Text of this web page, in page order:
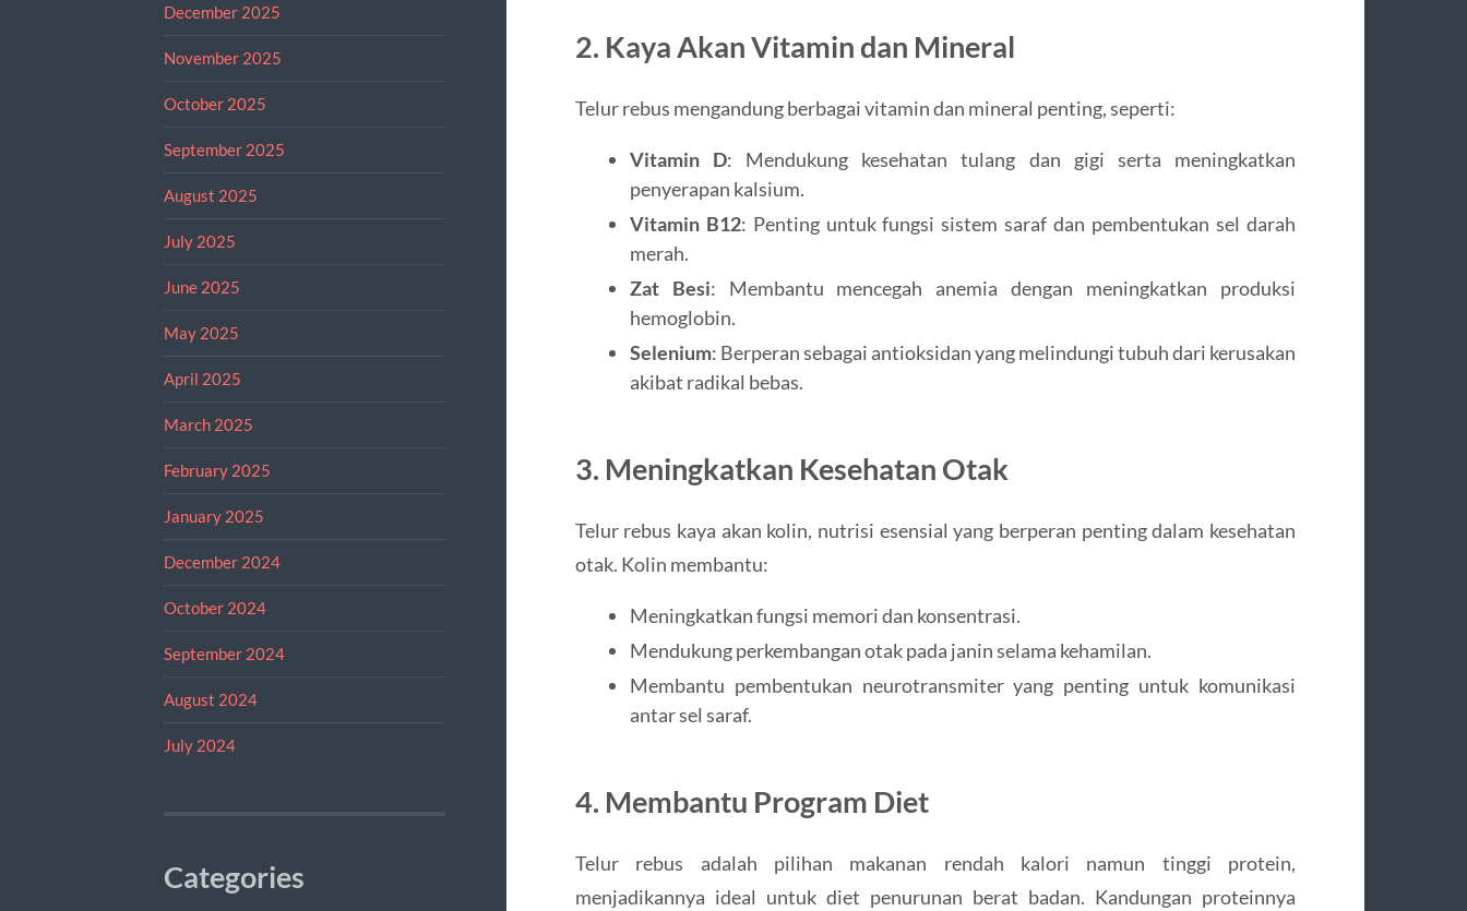
December 2025
November 2025
October 2025
September 2025
August 2025
July 2025
June 2025
May 2025
April 2025
March 2025
February 2025
January 2025
December 2024
October 2024
September 2024
August 2024
July 2024
Categories
2. Kaya Akan Vitamin dan Mineral
Telur rebus mengandung berbagai vitamin dan mineral penting, seperti:
Vitamin D: Mendukung kesehatan tulang dan gigi serta meningkatkan
penyerapan kalsium.
Vitamin B12: Penting untuk fungsi sistem saraf dan pembentukan sel darah
merah.
Zat Besi: Membantu mencegah anemia dengan meningkatkan produksi
hemoglobin.
Selenium: Berperan sebagai antioksidan yang melindungi tubuh dari kerusakan
akibat radikal bebas.
3. Meningkatkan Kesehatan Otak
Telur rebus kaya akan kolin, nutrisi esensial yang berperan penting dalam kesehatan
otak. Kolin membantu:
Meningkatkan fungsi memori dan konsentrasi.
Mendukung perkembangan otak pada janin selama kehamilan.
Membantu pembentukan neurotransmiter yang penting untuk komunikasi
antar sel saraf.
4. Membantu Program Diet
Telur rebus adalah pilihan makanan rendah kalori namun tinggi protein,
menjadikannya ideal untuk diet penurunan berat badan. Kandungan proteinnya